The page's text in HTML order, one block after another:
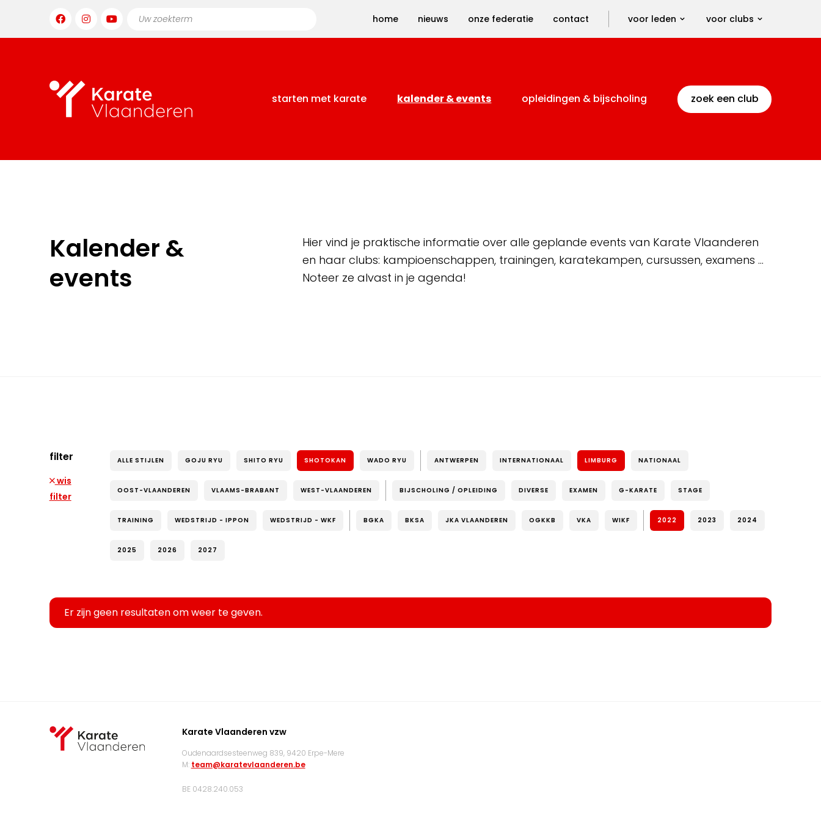
home nieuws onze federatie contact voor leden voor clubs
starten met karate kalender & events opleidingen & bijscholing zoek een club
Kalender &
events
Hier vind je praktische informatie over alle geplande events van Karate Vlaanderen
en haar clubs: kampioenschappen, trainingen, karatekampen, cursussen, examens …
Noteer ze alvast in je agenda!
filter
wis
filter
ALLE STIJLEN GOJU RYU SHITO RYU SHOTOKAN WADO RYU ANTWERPEN INTERNATIONAAL LIMBURG NATIONAAL
OOST-VLAANDEREN VLAAMS-BRABANT WEST-VLAANDEREN BIJSCHOLING / OPLEIDING DIVERSE EXAMEN G-KARATE STAGE
TRAINING WEDSTRIJD - IPPON WEDSTRIJD - WKF BGKA BKSA JKA VLAANDEREN OGKKB VKA WIKF 2022 2023 2024
2025 2026 2027
Er zijn geen resultaten om weer te geven.
Karate Vlaanderen vzw
Oudenaardsesteenweg 839, 9420 Erpe-Mere
M: team@karatevlaanderen.be
BE 0428.240.053